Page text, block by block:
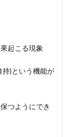
起こる現象
)という機能が
つようにでき